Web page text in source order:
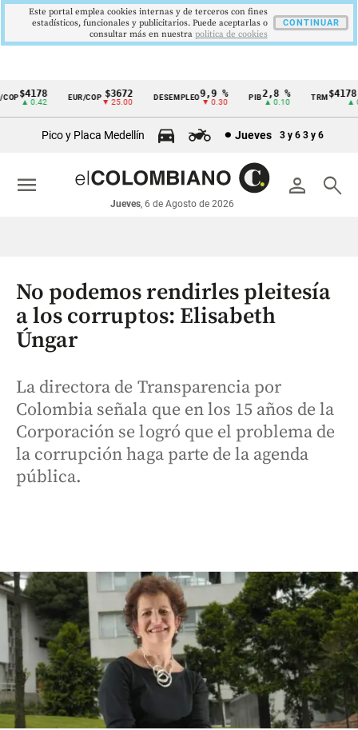
Cintillo
económicos
Colombia
$4178
▲ 0.42
EUR/COP $3672
▼ 25.00
DESEMPLEO9,9 %
▼ 0.30
2,8 %
▲ 0.10
TRM$4178,23
▲ 0.42
Pico y Placa Medellín Jueves 3 y 6 3 y 6
person search
Jueves, 6 de Agosto de 2026
menu
No podemos rendirles pleitesía
a los corruptos: Elisabeth
Úngar
La directora de Transparencia por
Colombia señala que en los 15 años de la
Corporación se logró que el problema de
la corrupción haga parte de la agenda
pública.
Este portal emplea cookies internas y de terceros con fines
estadísticos, funcionales y publicitarios. Puede aceptarlas o
consultar más en nuestra politica de cookies
CONTINUAR